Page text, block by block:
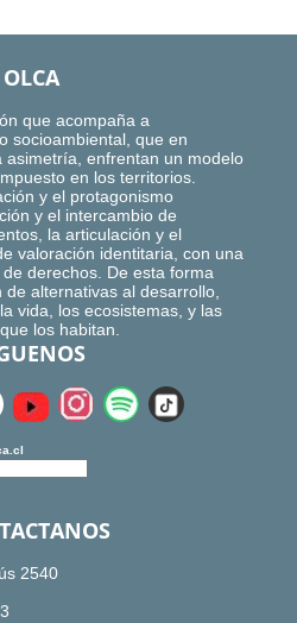
OLCA
que acompaña a
socioambiental, que en
asimetría, enfrentan un modelo
en los territorios.
y el protagonismo
y el intercambio de
la articulación y el
valoración identitaria, con una
derechos. De esta forma
de alternativas al desarrollo,
vida, los ecosistemas, y las
los habitan.
2540